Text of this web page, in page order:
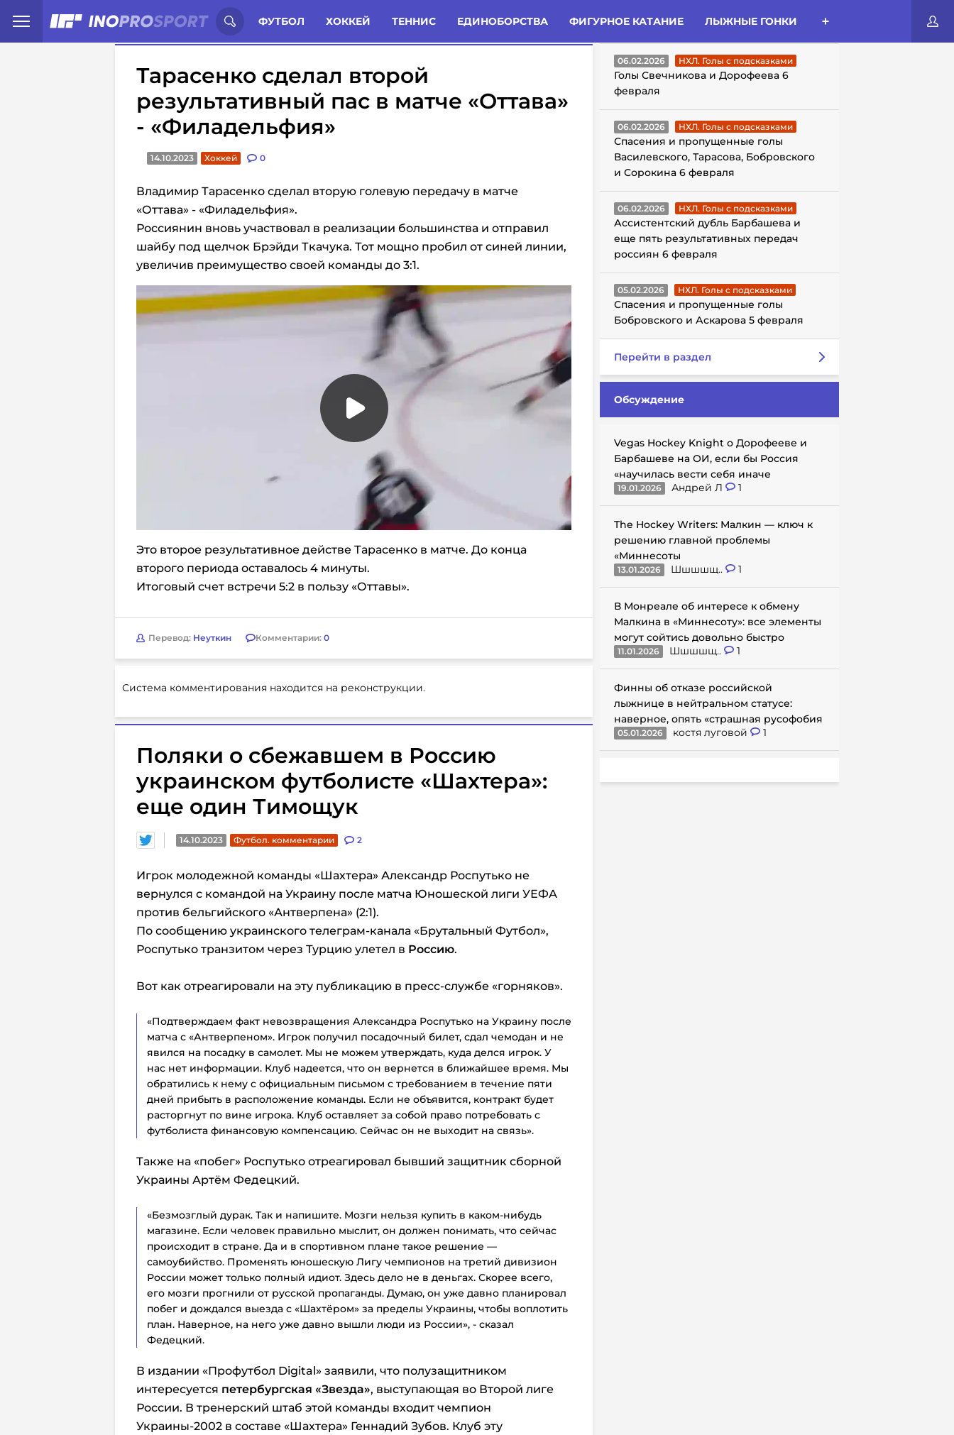
ФУТБОЛ ХОККЕЙ ТЕННИС ЕДИНОБОРСТВА ФИГУРНОЕ КАТАНИЕ ЛЫЖНЫЕ ГОНКИ
Иностранцы о спорте России: Статьи Комменты Новости
Тарасенко сделал второй
результативный пас в матче «Оттава»
- «Филадельфия»
14.10.2023 Хоккей 0
Владимир Тарасенко сделал вторую голевую передачу в матче
«Оттава» - «Филадельфия».
Россиянин вновь участвовал в реализации большинства и отправил
шайбу под щелчок Брэйди Ткачука. Тот мощно пробил от синей линии,
увеличив преимущество своей команды до 3:1.
Это второе результативное действе Тарасенко в матче. До конца
второго периода оставалось 4 минуты.
Итоговый счет встречи 5:2 в пользу «Оттавы».
Перевод: Неуткин Комментарии: 0
Система комментирования находится на реконструкции.
Поляки о сбежавшем в Россию
украинском футболисте «Шахтера»:
еще один Тимощук
14.10.2023 Футбол. комментарии 2
Игрок молодежной команды «Шахтера» Александр Роспутько не
вернулся с командой на Украину после матча Юношеской лиги УЕФА
против бельгийского «Антверпена» (2:1).
По сообщению украинского телеграм-канала «Брутальный Футбол»,
Роспутько транзитом через Турцию улетел в Россию.
Вот как отреагировали на эту публикацию в пресс-службе «горняков».
«Подтверждаем факт невозвращения Александра Роспутько на Украину после
матча с «Антверпеном». Игрок получил посадочный билет, сдал чемодан и не
явился на посадку в самолет. Мы не можем утверждать, куда делся игрок. У
нас нет информации. Клуб надеется, что он вернется в ближайшее время. Мы
обратились к нему с официальным письмом с требованием в течение пяти
дней прибыть в расположение команды. Если не объявится, контракт будет
расторгнут по вине игрока. Клуб оставляет за собой право потребовать с
футболиста финансовую компенсацию. Сейчас он не выходит на связь».
Также на «побег» Роспутько отреагировал бывший защитник сборной
Украины Артём Федецкий.
«Безмозглый дурак. Так и напишите. Мозги нельзя купить в каком-нибудь
магазине. Если человек правильно мыслит, он должен понимать, что сейчас
происходит в стране. Да и в спортивном плане такое решение —
самоубийство. Променять юношескую Лигу чемпионов на третий дивизион
России может только полный идиот. Здесь дело не в деньгах. Скорее всего,
его мозги прогнили от русской пропаганды. Думаю, он уже давно планировал
побег и дождался выезда с «Шахтёром» за пределы Украины, чтобы воплотить
план. Наверное, на него уже давно вышли люди из России», - сказал
Федецкий.
В издании «Профутбол Digital» заявили, что полузащитником
интересуется петербургская «Звезда», выступающая во Второй лиге
России. В тренерский штаб этой команды входит чемпион
Украины-2002 в составе «Шахтера» Геннадий Зубов. Клуб эту
ГОЛЫ С ПОДСКАЗКАМИ
06.02.2026 НХЛ. Голы с подсказками
Голы Свечникова и Дорофеева 6
февраля
06.02.2026 НХЛ. Голы с подсказками
Спасения и пропущенные голы
Василевского, Тарасова, Бобровского
и Сорокина 6 февраля
06.02.2026 НХЛ. Голы с подсказками
Ассистентский дубль Барбашева и
еще пять результативных передач
россиян 6 февраля
05.02.2026 НХЛ. Голы с подсказками
Спасения и пропущенные голы
Бобровского и Аскарова 5 февраля
Перейти в раздел
Обсуждение
Vegas Hockey Knight о Дорофееве и
Барбашеве на ОИ, если бы Россия
«научилась вести себя иначе
19.01.2026 Андрей Л 1
The Hockey Writers: Малкин — ключ к
решению главной проблемы
«Миннесоты
13.01.2026 Шшшшщ.. 1
В Монреале об интересе к обмену
Малкина в «Миннесоту»: все элементы
могут сойтись довольно быстро
11.01.2026 Шшшшщ.. 1
Финны об отказе российской
лыжнице в нейтральном статусе:
наверное, опять «страшная русофобия
05.01.2026 костя луговой 1